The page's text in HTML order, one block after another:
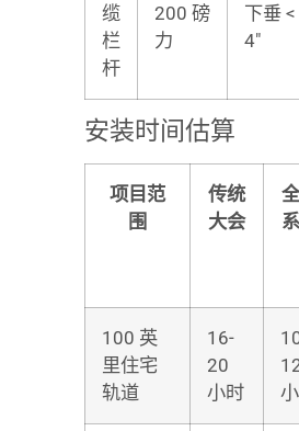
缆
栏
杆
200 磅
力
下垂 <
4″
安装时间估算
项目范
围
传统
大会
100 英
里住宅
轨道
16-
20
小时